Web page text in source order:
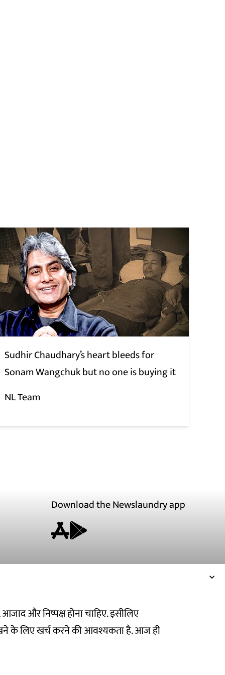
आजाद और निष्पक्ष होना चाहिए. इसीलिए
के लिए खर्च करने की आवश्यकता है. आज ही
Sudhir Chaudhary’s heart bleeds for
Sonam Wangchuk but no one is buying it
NL Team
Download the Newslaundry app